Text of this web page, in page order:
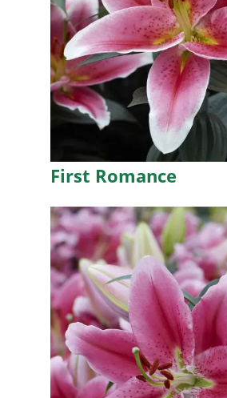
First Romance